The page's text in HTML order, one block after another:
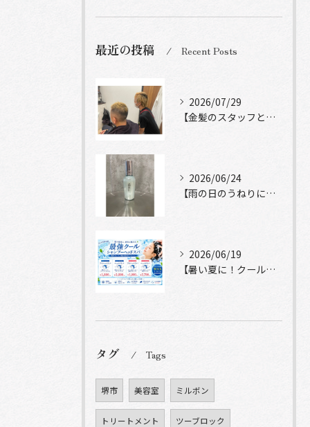
最近の投稿 Recent Posts
2026/07/29
【金髪のスタッフと常連様ショット】
2026/06/24
【雨の日のうねりにストレートロック】
2026/06/19
【暑い夏に！クールシャンプーヘッドスパ】
タグ Tags
堺市 美容室 ミルボン
トリートメント ツーブロック